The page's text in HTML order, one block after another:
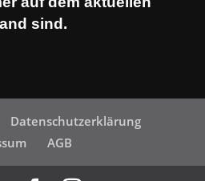
sind.
Datenschutzerklärung
AGB